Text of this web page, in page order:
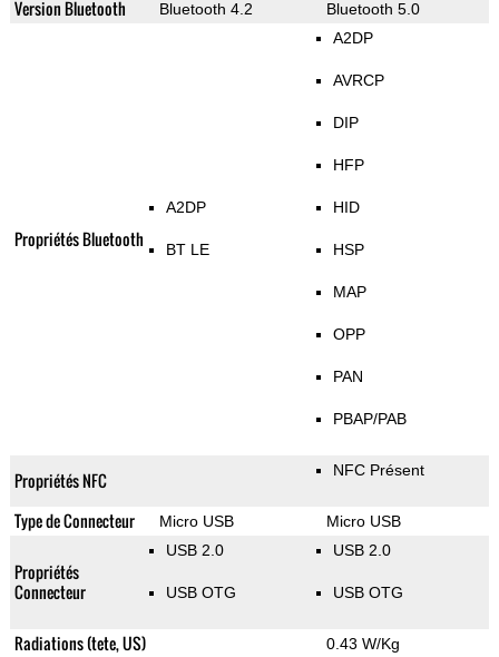
Version Bluetooth Bluetooth 4.2 Bluetooth 5.0
Propriétés Bluetooth
A2DP
BT LE
A2DP
AVRCP
DIP
HFP
HID
HSP
MAP
OPP
PAN
PBAP/PAB
Propriétés NFC NFC Présent
Type de Connecteur Micro USB Micro USB
Propriétés
Connecteur
USB 2.0
USB OTG
USB 2.0
USB OTG
Radiations (tete, US) 0.43 W/Kg